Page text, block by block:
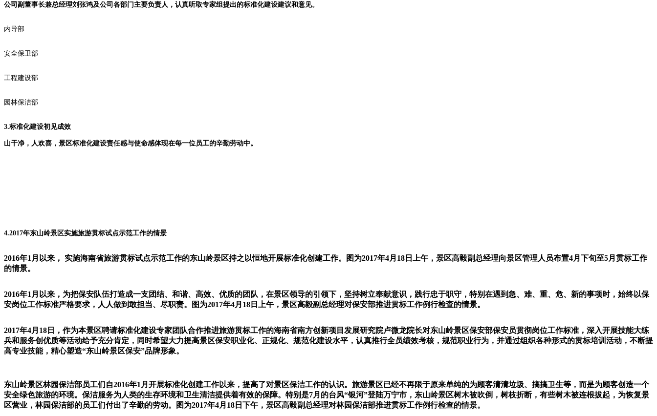
公司副董事长兼总经理刘张鸿及公司各部门主要负责人，认真听取专家组提出的标准化建设建议和意见。
内导部
安全保卫部
工程建设部
园林保洁部
3.标准化建设初见成效
山干净，人欢喜，景区标准化建设责任感与使命感体现在每一位员工的辛勤劳动中。
4.2017年东山岭景区实施旅游贯标试点示范工作的情景
2016年1月以来， 实施海南省旅游贯标试点示范工作的东山岭景区持之以恒地开展标准化创建工作。图为2017年4月18日上午，景区高毅副总经理向景区管理人员布置4月下旬至5月贯标工作
的情景。
2016年1月以来，为把保安队伍打造成一支团结、和谐、高效、优质的团队，在景区领导的引领下，坚持树立奉献意识，践行忠于职守，特别在遇到急、难、重、危、新的事项时，始终以保
安岗位工作标准严格要求，人人做到敢担当、尽职责。图为2017年4月18日上午，景区高毅副总经理对保安部推进贯标工作例行检查的情景。
2017年4月18日，作为本景区聘请标准化建设专家团队合作推进旅游贯标工作的海南省南方创新项目发展研究院卢微龙院长对东山岭景区保安部保安员贯彻岗位工作标准，深入开展技能大练
兵和服务创优质等活动给予充分肯定，同时希望大力提高景区保安职业化、正规化、规范化建设水平，认真推行全员绩效考核，规范职业行为，并通过组织各种形式的贯标培训活动，不断提
高专业技能，精心塑造“东山岭景区保安”品牌形象。
东山岭景区林园保洁部员工们自2016年1月开展标准化创建工作以来，提高了对景区保洁工作的认识。旅游景区已经不再限于原来单纯的为顾客清清垃圾、搞搞卫生等，而是为顾客创造一个
安全绿色旅游的环境。保洁服务为人类的生存环境和卫生清洁提供着有效的保障。特别是7月的台风“银河”登陆万宁市，东山岭景区树木被吹倒，树枝折断，有些树木被连根拔起，为恢复景
区营业，林园保洁部的员工们付出了辛勤的劳动。图为2017年4月18日下午，景区高毅副总经理对林园保洁部推进贯标工作例行检查的情景。